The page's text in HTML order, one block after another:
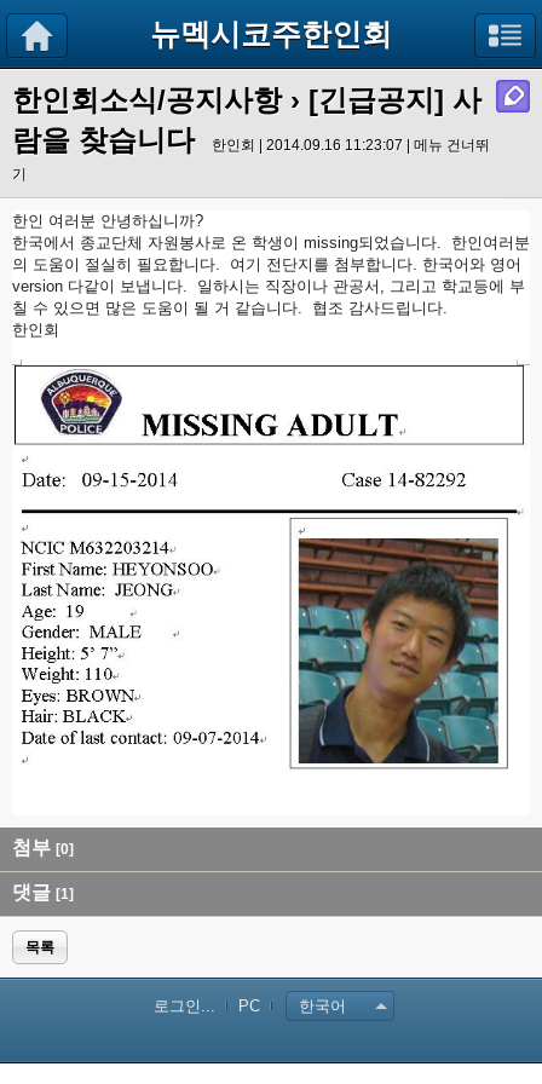
뉴멕시코주한인회
한인회소식/공지사항› [긴급공지] 사
람을 찾습니다
한인회 | 2014.09.16 11:23:07 | 메뉴 건너뛰
기
한인 여러분 안녕하십니까?
한국에서 종교단체 자원봉사로 온 학생이 missing되었습니다. 한인여러분
의 도움이 절실히 필요합니다. 여기 전단지를 첨부합니다. 한국어와 영어
version 다같이 보냅니다. 일하시는 직장이나 관공서, 그리고 학교등에 부
칠 수 있으면 많은 도움이 될 거 같습니다. 협조 감사드립니다.
한인회
첨부 [0]
댓글 [1]
목록
로그인... PC 한국어